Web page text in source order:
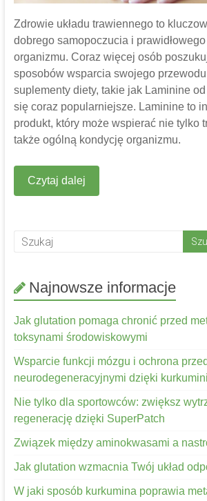
Zdrowie układu trawiennego to
dobrego samopoczucia i
organizmu. Coraz więcej osób
sposobów wsparcia swojego
suplementy diety, takie jak Laminine
się coraz popularniejsze. Laminine to
produkt, który może wspierać nie tylko
także ogólną kondycję organizmu.
Czytaj dalej
Najnowsze informacje
Jak glutation pomaga chronić przed
toksynami środowiskowymi
Wsparcie funkcji mózgu i ochrona
neurodegeneracyjnymi dzięki
Nie tylko dla sportowców: zwiększ
regenerację dzięki SuperPatch
Związek między aminokwasami a
Jak glutation wzmacnia Twój układ
W jaki sposób kurkumina poprawia